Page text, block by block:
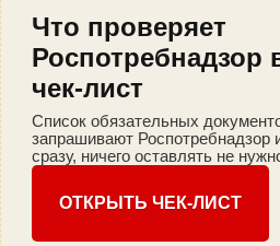
Что проверяет
Роспотребнадзор
чек-лист
Список обязательных
запрашивают
сразу, ничего оставлять не
ОТКРЫТЬ ЧЕК-ЛИСТ